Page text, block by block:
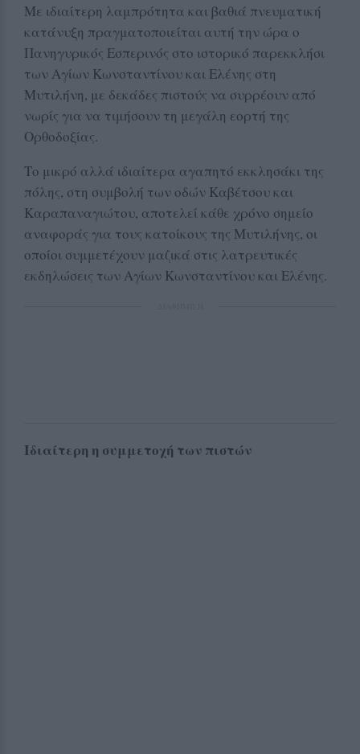
Με ιδιαίτερη λαμπρότητα και βαθιά πνευματική
κατάνυξη πραγματοποιείται αυτή την ώρα ο
Πανηγυρικός Εσπερινός στο ιστορικό παρεκκλήσι
των Αγίων Κωνσταντίνου και Ελένης στη
Μυτιλήνη, με δεκάδες πιστούς να συρρέουν από
νωρίς για να τιμήσουν τη μεγάλη εορτή της
Ορθοδοξίας.
Το μικρό αλλά ιδιαίτερα αγαπητό εκκλησάκι της
πόλης, στη συμβολή των οδών Καβέτσου και
Καραπαναγιώτου, αποτελεί κάθε χρόνο σημείο
αναφοράς για τους κατοίκους της Μυτιλήνης, οι
οποίοι συμμετέχουν μαζικά στις λατρευτικές
εκδηλώσεις των Αγίων Κωνσταντίνου και Ελένης.
Ιδιαίτερη η συμμετοχή των πιστών